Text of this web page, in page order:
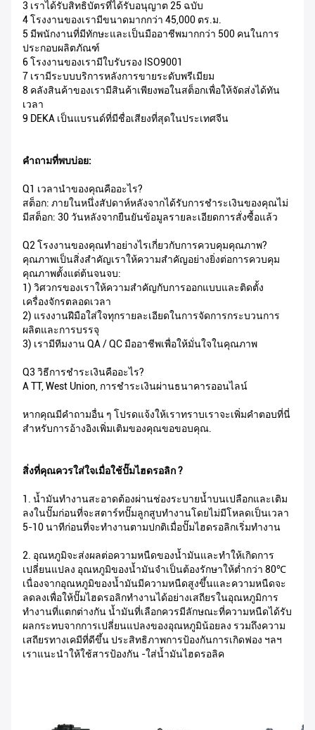
3 เราได้รับสิทธิบัตรที่ได้รับอนุญาต 25 ฉบับ
4 โรงงานของเรามีขนาดมากกว่า 45,000 ตร.ม.
5 มีพนักงานที่มีทักษะและเป็นมืออาชีพมากกว่า 500 คนในการ
ประกอบผลิตภัณฑ์
6 โรงงานของเรามีใบรับรอง ISO9001
7 เรามีระบบบริการหลังการขายระดับพรีเมียม
8 คลังสินค้าของเรามีสินค้าเพียงพอในสต็อกเพื่อให้จัดส่งได้ทัน
เวลา
9 DEKA เป็นแบรนด์ที่มีชื่อเสียงที่สุดในประเทศจีน
คำถามที่พบบ่อย:
Q1 เวลานำของคุณคืออะไร?
สต็อก: ภายในหนึ่งสัปดาห์หลังจากได้รับการชำระเงินของคุณไม่
มีสต็อก: 30 วันหลังจากยืนยันข้อมูลรายละเอียดการสั่งซื้อแล้ว
Q2 โรงงานของคุณทำอย่างไรเกี่ยวกับการควบคุมคุณภาพ?
คุณภาพเป็นสิ่งสำคัญเราให้ความสำคัญอย่างยิ่งต่อการควบคุม
คุณภาพตั้งแต่ต้นจนจบ:
1) วิศวกรของเราให้ความสำคัญกับการออกแบบและติดตั้ง
เครื่องจักรตลอดเวลา
2) แรงงานฝีมือใส่ใจทุกรายละเอียดในการจัดการกระบวนการ
ผลิตและการบรรจุ
3) เรามีทีมงาน QA / QC มืออาชีพเพื่อให้มั่นใจในคุณภาพ
Q3 วิธีการชำระเงินคืออะไร?
A TT, West Union, การชำระเงินผ่านธนาคารออนไลน์
หากคุณมีคำถามอื่น ๆ โปรดแจ้งให้เราทราบเราจะเพิ่มคำตอบที่นี่
สำหรับการอ้างอิงเพิ่มเติมของคุณขอขอบคุณ.
สิ่งที่คุณควรใส่ใจเมื่อใช้ปั๊มไฮดรอลิก ?
1. น้ำมันทำงานสะอาดต้องผ่านช่องระบายน้ำบนเปลือกและเติม
ลงในปั๊มก่อนที่จะสตาร์ทปั๊มลูกสูบทำงานโดยไม่มีโหลดเป็นเวลา
5-10 นาทีก่อนที่จะทำงานตามปกติเมื่อปั๊มไฮดรอลิกเริ่มทำงาน
2. อุณหภูมิจะส่งผลต่อความหนืดของน้ำมันและทำให้เกิดการ
เปลี่ยนแปลง อุณหภูมิของน้ำมันจำเป็นต้องรักษาให้ต่ำกว่า 80℃
เนื่องจากอุณหภูมิของน้ำมันมีความหนืดสูงขึ้นและความหนืดจะ
ลดลงเพื่อให้ปั๊มไฮดรอลิกทำงานได้อย่างเสถียรในอุณหภูมิการ
ทำงานที่แตกต่างกัน น้ำมันที่เลือกควรมีลักษณะที่ความหนืดได้รับ
ผลกระทบจากการเปลี่ยนแปลงของอุณหภูมิน้อยลง รวมถึงความ
เสถียรทางเคมีที่ดีขึ้น ประสิทธิภาพการป้องกันการเกิดฟอง ฯลฯ
เราแนะนำให้ใช้สารป้องกัน -ใส่น้ำมันไฮดรอลิค